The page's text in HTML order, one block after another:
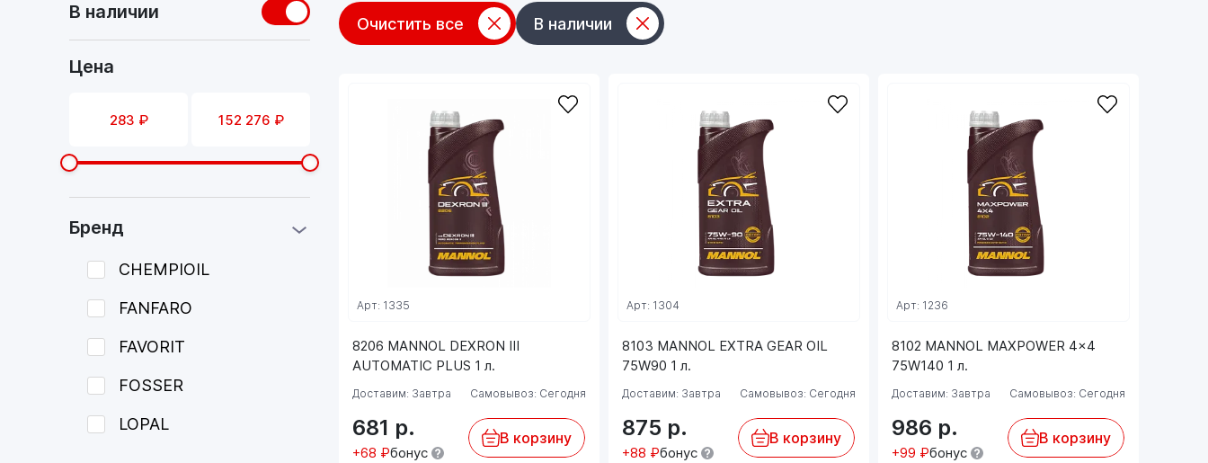
В наличии
Цена
Бренд
CHEMPIOIL
FANFARO
FAVORIT
FOSSER
LOPAL
Очистить все В наличии
8206 MANNOL DEXRON III
AUTOMATIC PLUS 1 л.
Арт: 1335
Доставим: Завтра Самовывоз: Сегодня
681 р.
+68 ₽бонус
В корзину
8103 MANNOL EXTRA GEAR OIL
75W90 1 л.
Арт: 1304
Доставим: Завтра Самовывоз: Сегодня
875 р.
+88 ₽бонус
В корзину
8102 MANNOL MAXPOWER 4x4
75W140 1 л.
Арт: 1236
Доставим: Завтра Самовывоз: Сегодня
986 р.
+99 ₽бонус
В корзину